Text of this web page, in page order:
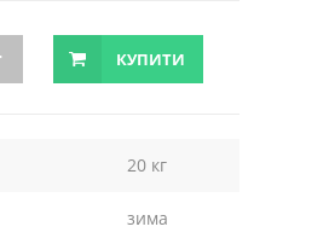
КУПИТИ
20 кг
зима